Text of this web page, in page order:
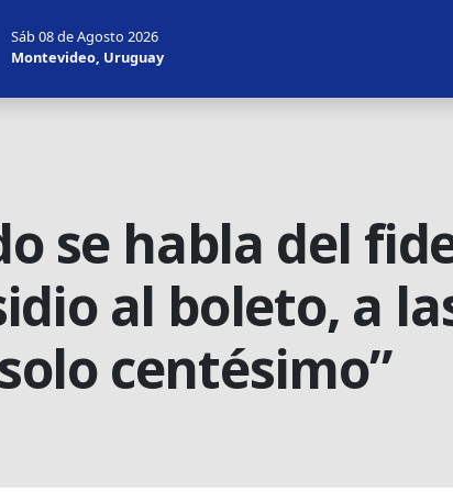
Sáb 08 de Agosto 2026
Montevideo, Uruguay
se habla del
al boleto, a
centésimo”